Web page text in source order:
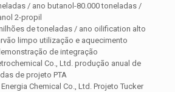
/ ano butanol-80.000 toneladas /
2-propil
de toneladas / ano oilification alto
limpo utilização e aquecimento
de integração
Co., Ltd. produção anual de
de projeto PTA
Chemical Co., Ltd. Projeto Tucker